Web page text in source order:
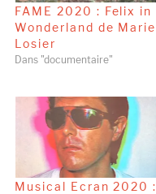
FAME 2020 : Felix in
Wonderland de Marie
Losier
Dans "documentaire"
Musical Ecran 2020 :